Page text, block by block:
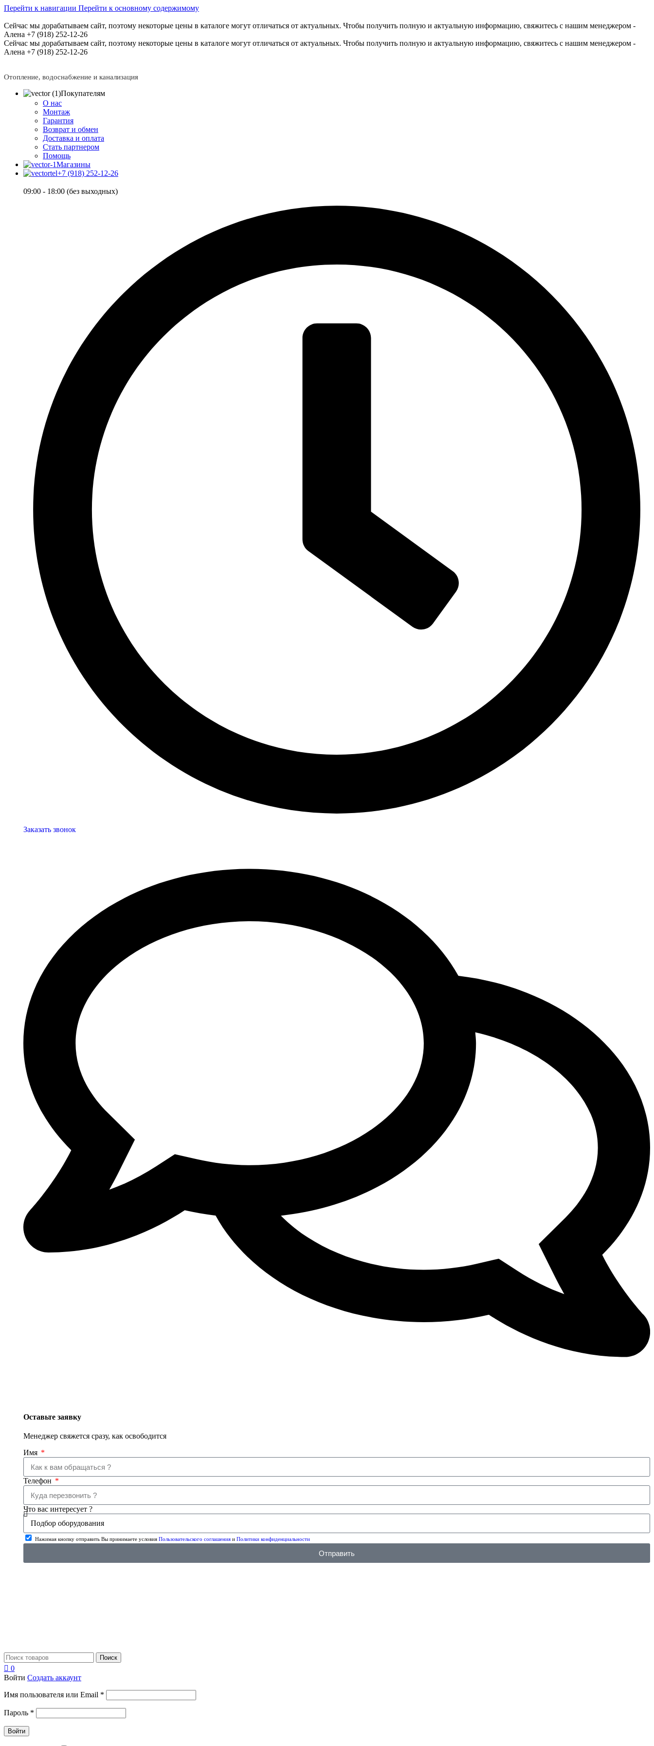
Перейти к навигации Перейти к основному содержимому
Сейчас мы дорабатываем сайт, поэтому некоторые цены в каталоге могут отличаться от актуальных. Чтобы получить полную и актуальную информацию, свяжитесь с нашим менеджером -
Алена +7 (918) 252-12-26
Сейчас мы дорабатываем сайт, поэтому некоторые цены в каталоге могут отличаться от актуальных. Чтобы получить полную и актуальную информацию, свяжитесь с нашим менеджером -
Алена +7 (918) 252-12-26
Отопление, водоснабжение и канализация
Покупателям
О нас
Монтаж
Гарантия
Возврат и обмен
Доставка и оплата
Стать партнером
Помощь
Магазины
+7 (918) 252-12-26
09:00 - 18:00 (без выходных)
Заказать звонок
Оставьте заявку
Менеджер свяжется сразу, как освободится
Имя
Телефон
Что вас интересует ?
Нажимая кнопку отправить Вы принимаете условия Пользовательского соглашения и Политики конфиденциальности
Отправить
Поиск
0
Войти Создать аккаунт
Имя пользователя или Email *
Пароль *
Войти